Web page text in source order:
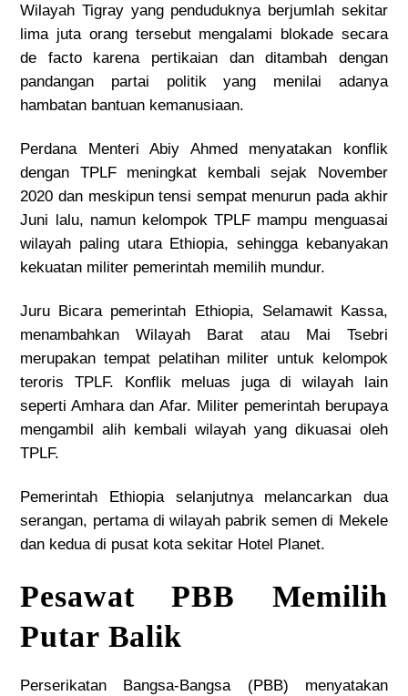
Wilayah Tigray yang penduduknya berjumlah sekitar
lima juta orang tersebut mengalami blokade secara
de factokarena pertikaian dan ditambah dengan
pandangan partai politik yang menilai adanya
hambatan bantuan kemanusiaan.
Perdana Menteri Abiy Ahmed menyatakan konflik
dengan TPLF meningkat kembali sejak November
2020 dan meskipun tensi sempat menurun pada akhir
Juni lalu, namun kelompok TPLF mampu menguasai
wilayah paling utara Ethiopia, sehingga kebanyakan
kekuatan militer pemerintah memilih mundur.
Juru Bicara pemerintah Ethiopia, Selamawit Kassa,
menambahkan Wilayah Barat atau Mai Tsebri
merupakan tempat pelatihan militer untuk kelompok
teroris TPLF. Konflik meluas juga di wilayah lain
seperti Amhara dan Afar. Militer pemerintah berupaya
mengambil alih kembali wilayah yang dikuasai oleh
TPLF.
Pemerintah Ethiopia selanjutnya melancarkan dua
serangan, pertama di wilayah pabrik semen di Mekele
dan kedua di pusat kota sekitar Hotel Planet.
Pesawat PBB Memilih
Putar Balik
Perserikatan Bangsa-Bangsa (PBB) menyatakan